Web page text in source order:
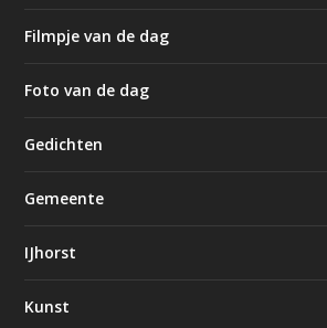
Filmpje van de dag
Foto van de dag
Gedichten
Gemeente
IJhorst
Kunst